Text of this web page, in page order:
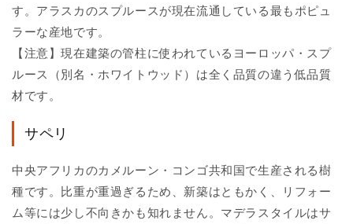
す。アラスカのスプルースが現在流通している最もポピュ
ラーな産地です。
【注意】現在建築の管柱に使われているヨーロッパ・スプ
ルース（別名・ホワイトウッド）は全く品質の違う低品質
材です。
サペリ
中央アフリカのカメルーン・コンゴ共和国で生産される樹
種です。比重が重過ぎるため、新築はともかく、リフォー
ム等には少し不向きかも知れません。マデラスタイルはサ